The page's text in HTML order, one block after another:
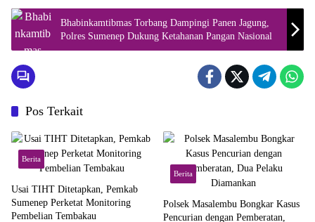
Bhabinkamtibmas Torbang Dampingi Panen Jagung,
Polres Sumenep Dukung Ketahanan Pangan Nasional
Pos Terkait
Berita
Usai TIHT Ditetapkan, Pemkab
Sumenep Perketat Monitoring
Pembelian Tembakau
Berita
Polsek Masalembu Bongkar Kasus
Pencurian dengan Pemberatan,